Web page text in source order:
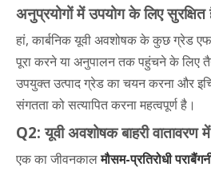
अनुप्रयोगों में उपयोग के लिए सुरक्षित
हां, कार्बनिक यूवी अवशोषक के कुछ ग्रेड
पूरा करने या अनुपालन तक पहुंचने के लिए
उपयुक्त उत्पाद ग्रेड का चयन करना और
संगतता को सत्यापित करना महत्वपूर्ण है।
Q2: यूवी अवशोषक बाहरी
एक का जीवनकालमौसम-प्रतिरोधी